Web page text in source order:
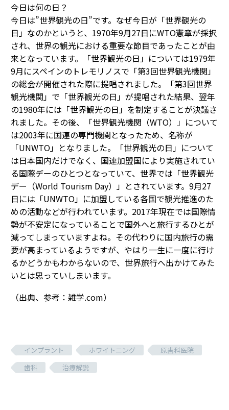
今日は何の日？
今日は”世界観光の日”です。なぜ今日が「世界観光の
日」なのかというと、1970年9月27日にWTO憲章が採択
され、世界の観光における重要な節目であったことが由
来となっています。「世界観光の日」については1979年
9月にスペインのトレモリノスで「第3回世界観光機関」
の総会が開催された際に提唱されました。「第3回世界
観光機関」で「世界観光の日」が提唱された結果、翌年
の1980年には「世界観光の日」を制定することが決議さ
れました。その後、「世界観光機関（WTO）」について
は2003年に国連の専門機関となったため、名称が
「UNWTO」となりました。「世界観光の日」について
は日本国内だけでなく、国連加盟国により実施されてい
る国際デーのひとつとなっていて、世界では「世界観光
デー（World Tourism Day）」とされています。9月27
日には「UNWTO」に加盟している各国で観光推進のた
めの活動などが行われています。2017年現在では国際情
勢が不安定になっていることで国外へと旅行するひとが
減ってしまっていますよね。その代わりに国内旅行の需
要が高まっているようですが、やはり一生に一度に行け
るかどうかもわからないので、世界旅行へ出かけてみた
いとは思っていしまいます。
（出典、参考：雑学.com）
インプラント ホワイトニング
原歯科医院
歯科
治療解説